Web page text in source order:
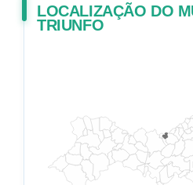
LOCALIZAÇÃO DO
TRIUNFO